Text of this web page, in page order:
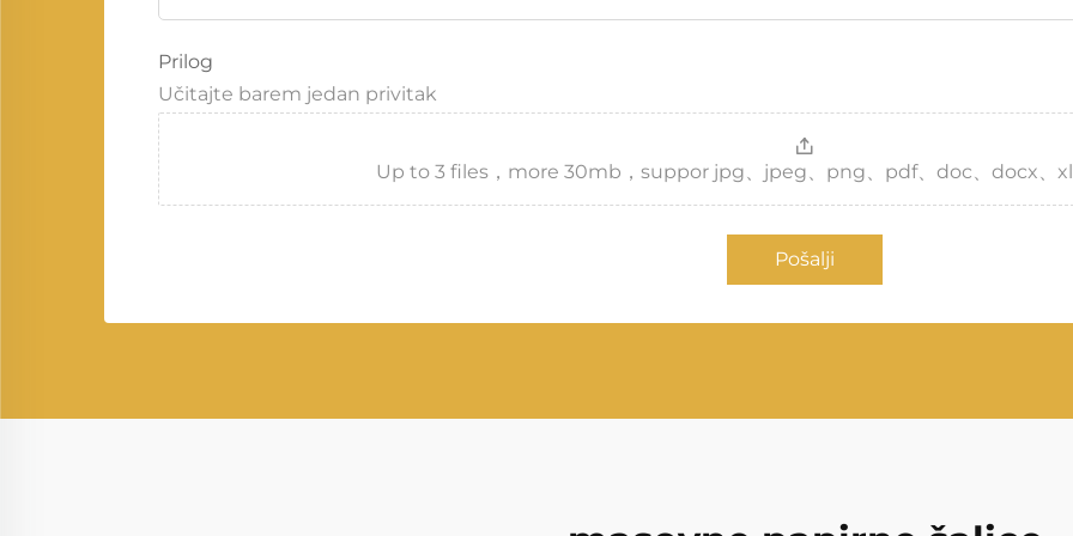
Prilog
Učitajte barem jedan privitak
Up to 3 files，more 30mb，suppor jpg、jpeg、png、pdf、doc、docx、
Pošalji